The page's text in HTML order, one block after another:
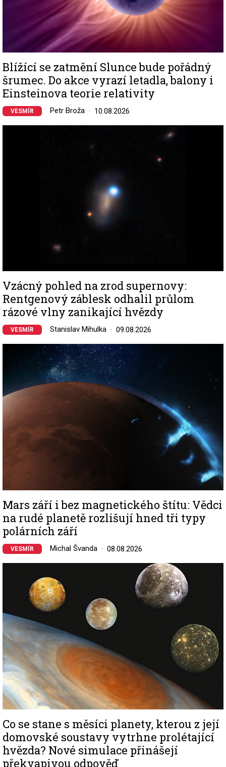
Blížící se zatmění Slunce bude pořádný
šrumec. Do akce vyrazí letadla, balony i
Einsteinova teorie relativity
VESMÍR Petr Broža 10.08.2026
Vzácný pohled na zrod supernovy:
Rentgenový záblesk odhalil průlom
rázové vlny zanikající hvězdy
VESMÍR Stanislav Mihulka 09.08.2026
Image
Mars září i bez magnetického štítu: Vědci
na rudé planetě rozlišují hned tři typy
polárních září
VESMÍR Michal Švanda 08.08.2026
Co se stane s měsíci planety, kterou z její
domovské soustavy vytrhne prolétající
hvězda? Nové simulace přinášejí
překvapivou odpověď